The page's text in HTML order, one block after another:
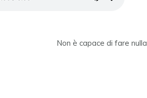
Non è capace di fare nulla